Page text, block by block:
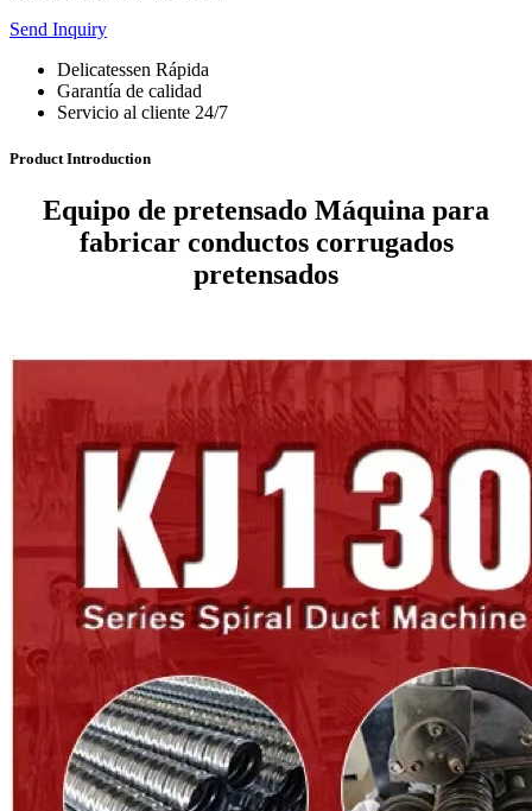
Send Inquiry
Delicatessen Rápida
Garantía de calidad
Servicio al cliente 24/7
Product Introduction
Equipo de pretensado Máquina para
fabricar conductos corrugados
pretensados